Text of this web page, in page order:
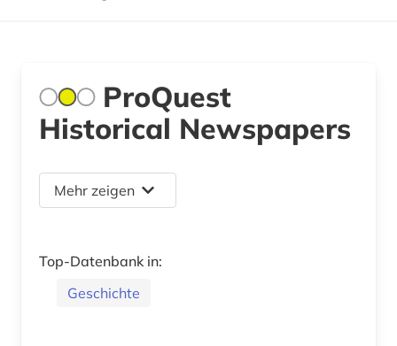
ProQuest
Historical Newspapers
Mehr zeigen
Top-Datenbank in:
Geschichte